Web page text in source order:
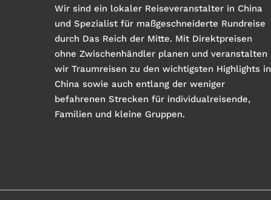
Wir sind ein lokaler Reiseveranstalter in China
und Spezialist für maßgeschneiderte Rundreise
durch Das Reich der Mitte. Mit Direktpreisen
ohne Zwischenhändler planen und veranstalten
wir Traumreisen zu den wichtigsten Highlights in
China sowie auch entlang der weniger
befahrenen Strecken für individualreisende,
Familien und kleine Gruppen.